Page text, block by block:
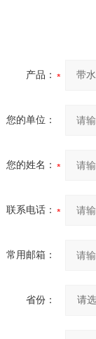
产品：
您的单位：
您的姓名：
联系电话：
常用邮箱：
省份：